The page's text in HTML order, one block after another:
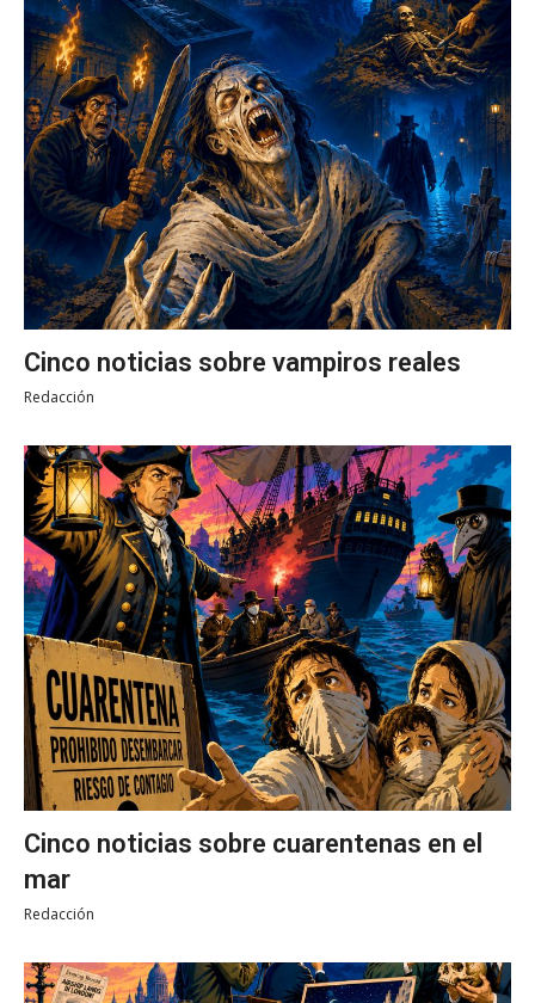
Cinco noticias sobre vampiros reales
Redacción
Cinco noticias sobre cuarentenas en el
mar
Redacción